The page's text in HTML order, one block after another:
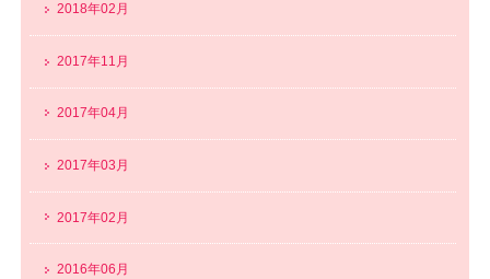
2018年02月
2017年11月
2017年04月
2017年03月
2017年02月
2016年06月